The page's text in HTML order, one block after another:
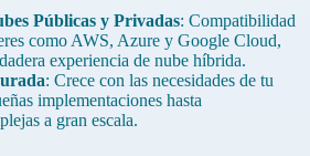
Públicas y Privadas: Compatibilidad
como AWS, Azure y Google Cloud,
experiencia de nube híbrida.
: Crece con las necesidades de tu
implementaciones hasta
a gran escala.